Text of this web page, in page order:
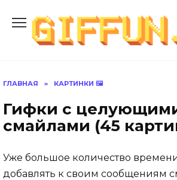
содержанию
ГЛАВНАЯ » КАРТИНКИ 🖼
Гифки с
смайлами (45
Уже большое количество
добавлять к своим сообщениям